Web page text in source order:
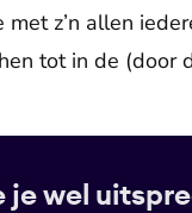
z’n allen
tot in de (door
je wel